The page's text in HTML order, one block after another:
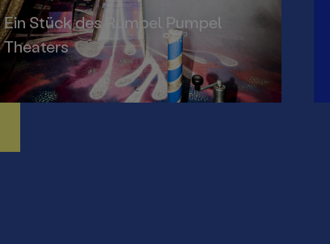
Ein Stück des Rumpel Pumpel
Theaters